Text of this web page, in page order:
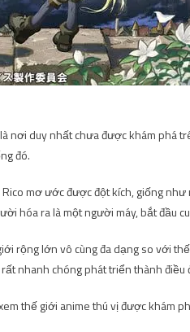
nơi duy nhất chưa được khám phá
đó.
mơ ước được đột kích, giống
hóa ra là một người máy, bắt đầu
rộng lớn vô cùng đa dạng so với
nhanh chóng phát triển thành điều
thế giới anime thú vị được khám